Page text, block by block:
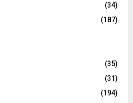
(34)
(187)
(35)
(31)
(194)